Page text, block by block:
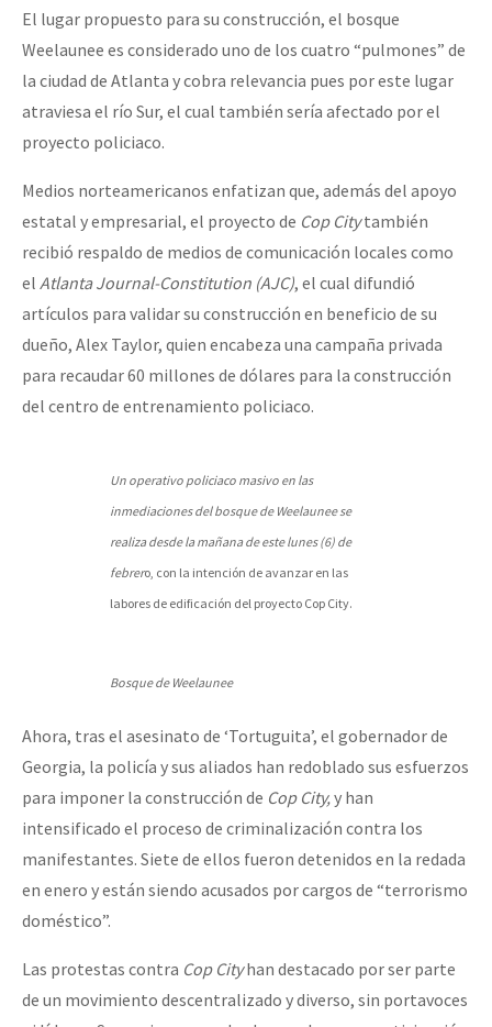
El lugar propuesto para su construcción, el bosque
Weelaunee es considerado uno de los cuatro “pulmones” de
la ciudad de Atlanta y cobra relevancia pues por este lugar
atraviesa el río Sur, el cual también sería afectado por el
proyecto policiaco.
Medios norteamericanos enfatizan que, además del apoyo
estatal y empresarial, el proyecto de Cop Citytambién
recibió respaldo de medios de comunicación locales como
el Atlanta Journal-Constitution (AJC), el cual difundió
artículos para validar su construcción en beneficio de su
dueño, Alex Taylor, quien encabeza una campaña privada
para recaudar 60 millones de dólares para la construcción
del centro de entrenamiento policiaco.
Un operativo policiaco masivo en las
inmediaciones del bosque de Weelaunee se
realiza desde la mañana de este lunes (6) de
febrero, con la intención de avanzar en las
labores de edificación del proyecto Cop City.
Bosque de Weelaunee
Ahora, tras el asesinato de ‘Tortuguita’, el gobernador de
Georgia, la policía y sus aliados han redoblado sus esfuerzos
para imponer la construcción de Cop City, y han
intensificado el proceso de criminalización contra los
manifestantes. Siete de ellos fueron detenidos en la redada
en enero y están siendo acusados por cargos de “terrorismo
doméstico”.
Las protestas contra Cop Cityhan destacado por ser parte
de un movimiento descentralizado y diverso, sin portavoces